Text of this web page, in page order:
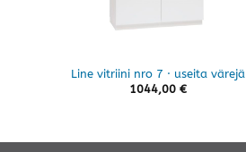
Line vitriini nro 7 · useita värejä
1044,00 €